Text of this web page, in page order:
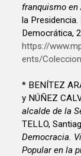
franquismo en
la
Democrática,
https://
ents/
* BENÍTEZ
y NÚÑEZ
alcalde de la
TELLO,
Democracia.
Popular en la